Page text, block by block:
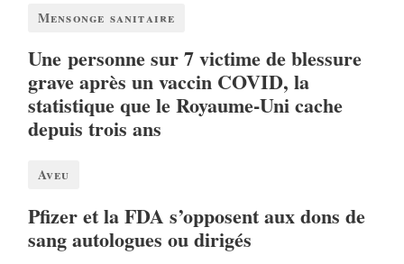
Mensonge sanitaire
Une personne sur 7 victime de blessure
grave après un vaccin COVID, la
statistique que le Royaume-Uni cache
depuis trois ans
Aveu
Pfizer et la FDA s’opposent aux dons de
sang autologues ou dirigés